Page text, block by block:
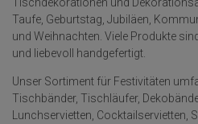
Taufe, Geburtstag, Jubiläen,
und Weihnachten. Viele Produkte
und liebevoll handgefertigt.
Unser Sortiment für Festivitäten
Tischbänder, Tischläufer,
Lunchservietten, Cocktailservietten,